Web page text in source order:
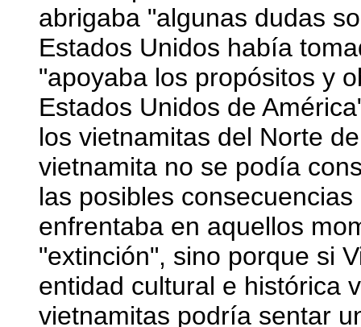
abrigaba "algunas dudas
Estados Unidos había
"apoyaba los propósitos y
Estados Unidos de
los vietnamitas del Norte
vietnamita no se podía
las posibles
enfrentaba en aquellos
"extinción", sino porque si
entidad cultural e histórica
vietnamitas podría sentar